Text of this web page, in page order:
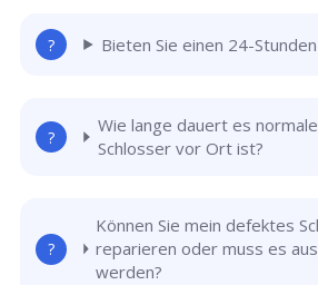
Bieten Sie einen 24-
Wie lange dauert es
Schlosser vor Ort ist?
Können Sie mein defektes
reparieren oder muss es
werden?